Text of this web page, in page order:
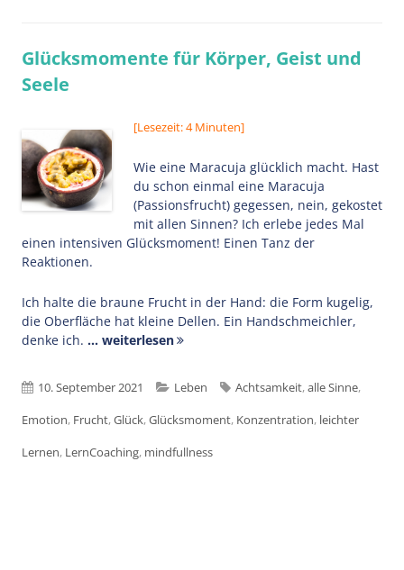
Glücksmomente für Körper, Geist und
Seele
[Lesezeit: 4 Minuten]
Wie eine Maracuja glücklich macht. Hast
du schon einmal eine Maracuja
(Passionsfrucht) gegessen, nein, gekostet
mit allen Sinnen? Ich erlebe jedes Mal
einen intensiven Glücksmoment! Einen Tanz der
Reaktionen.
Ich halte die braune Frucht in der Hand: die Form kugelig,
die Oberfläche hat kleine Dellen. Ein Handschmeichler,
denke ich. ... weiterlesen
Veröffentlicht
am
10. September 2021 Kategorien
Leben Schlagwörter
Achtsamkeit,alle Sinne,
Emotion, Frucht,Glück,Glücksmoment, Konzentration, leichter
Lernen, LernCoaching, mindfullness